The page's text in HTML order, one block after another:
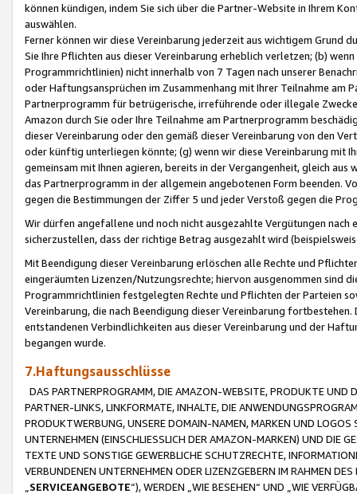
können kündigen, indem Sie sich über die Partner-Website in Ihrem
auswählen.
Ferner können wir diese Vereinbarung jederzeit aus wichtigem Grund
Sie Ihre Pflichten aus dieser Vereinbarung erheblich verletzen; (b)
Programmrichtlinien) nicht innerhalb von 7 Tagen nach unserer
oder Haftungsansprüchen im Zusammenhang mit Ihrer Teilnahme am
Partnerprogramm für betrügerische, irreführende oder illegale
Amazon durch Sie oder Ihre Teilnahme am Partnerprogramm
dieser Vereinbarung oder den gemäß dieser Vereinbarung von den
oder künftig unterliegen könnte; (g) wenn wir diese Vereinbarung mit
gemeinsam mit Ihnen agieren, bereits in der Vergangenheit, gleich
das Partnerprogramm in der allgemein angebotenen Form beenden.
gegen die Bestimmungen der Ziffer 5 und jeder Verstoß gegen die
Wir dürfen angefallene und noch nicht ausgezahlte Vergütungen
sicherzustellen, dass der richtige Betrag ausgezahlt wird
Mit Beendigung dieser Vereinbarung erlöschen alle Rechte und
eingeräumten Lizenzen/Nutzungsrechte; hiervon ausgenommen sind
Programmrichtlinien festgelegten Rechte und Pflichten der Parteien
Vereinbarung, die nach Beendigung dieser Vereinbarung
entstandenen Verbindlichkeiten aus dieser Vereinbarung und der
begangen wurde.
7.Haftungsausschlüsse
DAS PARTNERPROGRAMM, DIE AMAZON-WEBSITE, PRODUKTE UND
PARTNER-LINKS, LINKFORMATE, INHALTE, DIE
PRODUKTWERBUNG, UNSERE DOMAIN-NAMEN, MARKEN UND
UNTERNEHMEN (EINSCHLIESSLICH DER AMAZON-MARKEN) UND DIE
TEXTE UND SONSTIGE GEWERBLICHE SCHUTZRECHTE,
VERBUNDENEN UNTERNEHMEN ODER LIZENZGEBERN IM RAHMEN
SERVICEANGEBOTE“), WERDEN „WIE BESEHEN“ UND „WIE